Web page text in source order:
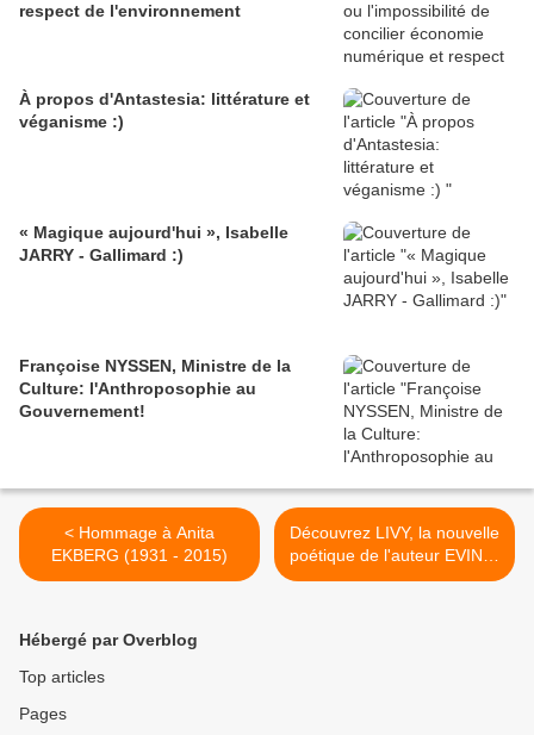
respect de l'environnement
À propos d'Antastesia: littérature et
véganisme :)
« Magique aujourd'hui », Isabelle
JARRY - Gallimard :)
Françoise NYSSEN, Ministre de la
Culture: l'Anthroposophie au
Gouvernement!
< Hommage à Anita
EKBERG (1931 - 2015)
Découvrez LIVY, la nouvelle
poétique de l'auteur EVINDI
>
Hébergé par Overblog
Top articles
Pages